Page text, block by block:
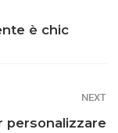
è chic
NEXT
personalizzare